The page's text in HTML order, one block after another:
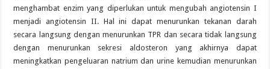
menghambat enzim yang diperlukan untuk mengubah angiotensin I
menjadi angiotensin II. Hal ini dapat menurunkan tekanan darah
secara langsung dengan menurunkan TPR dan secara tidak langsung
dengan menurunkan sekresi aldosteron yang akhirnya dapat
meningkatkan pengeluaran natrium dan urine kemudian menurunkan